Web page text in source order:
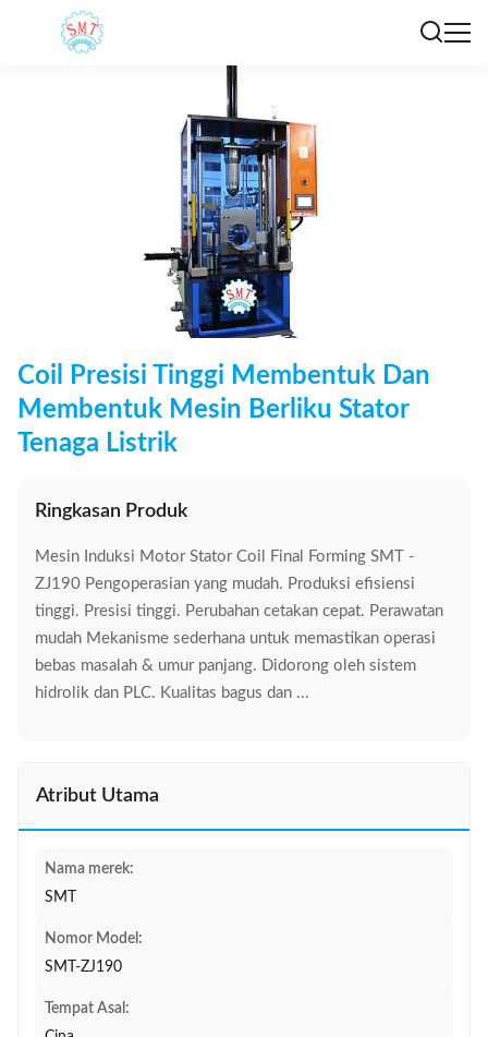
Coil Presisi Tinggi Membentuk Dan
Membentuk Mesin Berliku Stator
Tenaga Listrik
Ringkasan Produk
Mesin Induksi Motor Stator Coil Final Forming SMT -
ZJ190 Pengoperasian yang mudah. Produksi efisiensi
tinggi. Presisi tinggi. Perubahan cetakan cepat. Perawatan
mudah Mekanisme sederhana untuk memastikan operasi
bebas masalah & umur panjang. Didorong oleh sistem
hidrolik dan PLC. Kualitas bagus dan ...
Atribut Utama
Nama merek:
SMT
Nomor Model:
SMT-ZJ190
Tempat Asal: